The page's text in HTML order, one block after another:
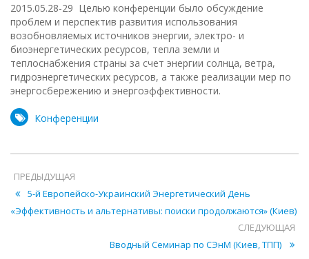
2015.05.28-29 Целью конференции было обсуждение
проблем и перспектив развития использования
возобновляемых источников энергии, электро- и
биоэнергетических ресурсов, тепла земли и
теплоснабжения страны за счет энергии солнца, ветра,
гидроэнергетических ресурсов, а также реализации мер по
энергосбережению и энергоэффективности.
Конференции
ПРЕДЫДУЩАЯ
5-й Европейско-Украинский Энергетический День
«Эффективность и альтернативы: поиски продолжаются» (Киев)
СЛЕДУЮЩАЯ
Вводный Семинар по СЭнМ (Киев, ТПП)